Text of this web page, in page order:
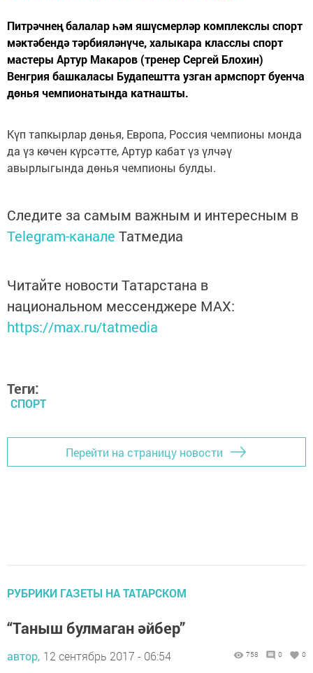
Питрәчнең балалар һәм яшүсмерләр комплекслы спорт
мәктәбендә тәрбияләнүче, халыкара класслы спорт
мастеры Артур Макаров (тренер Сергей Блохин)
Венгрия башкаласы Будапештта узган армспорт буенча
дөнья чемпионатында катнашты.
Күп тапкырлар дөнья, Европа, Россия чемпионы монда
да үз көчен күрсәтте, Артур кабат үз үлчәү
авырлыгында дөнья чемпионы булды.
Следите за самым важным и интересным в
Telegram-канале Татмедиа
Читайте новости Татарстана в
национальном мессенджере MАХ:
https://max.ru/tatmedia
Теги:
СПОРТ
Перейти на страницу новости
РУБРИКИ ГАЗЕТЫ НА ТАТАРСКОМ
“Таныш булмаган әйбер”
автор, 12 сентябрь 2017 - 06:54 758 0 0